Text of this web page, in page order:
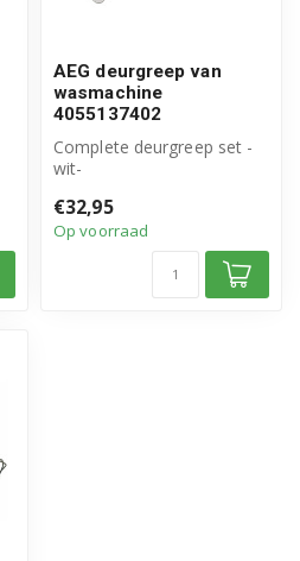
AEG deurgreep van
wasmachine
4055137402
Complete deurgreep set -
wit-
Zanussi
Artikelnummer:...
€32,95
Op voorraad